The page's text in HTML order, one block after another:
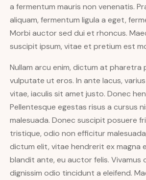
a fermentum mauris non venenatis.
aliquam, fermentum ligula a eget,
Morbi auctor sed dui et rhoncus.
suscipit ipsum, vitae et pretium est
Nullam arcu enim, dictum at pharetra
vulputate ut eros. In ante lacus,
vitae, iaculis sit amet justo. Donec
Pellentesque egestas risus a cursus
malesuada. Donec suscipit posuere
tristique, odio non efficitur
dictum elit, vitae hendrerit ex magna
blandit ante, eu auctor felis. Vivamus
dignissim odio tincidunt a eleifend.